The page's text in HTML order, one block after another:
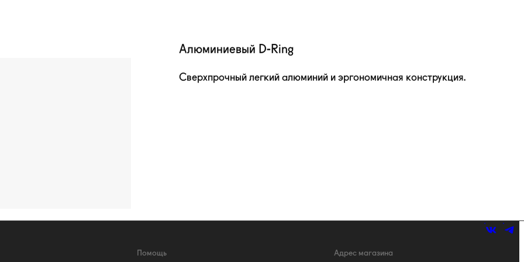
Алюминиевый D-Ring
Сверхпрочный легкий алюминий и эргономичная конструкция.
Помощь Адрес магазина